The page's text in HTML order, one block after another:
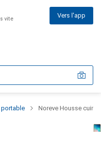
vite Vers l'app
portable Noreve Housse cuir